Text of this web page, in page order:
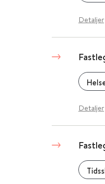
Detaljer
Detaljer